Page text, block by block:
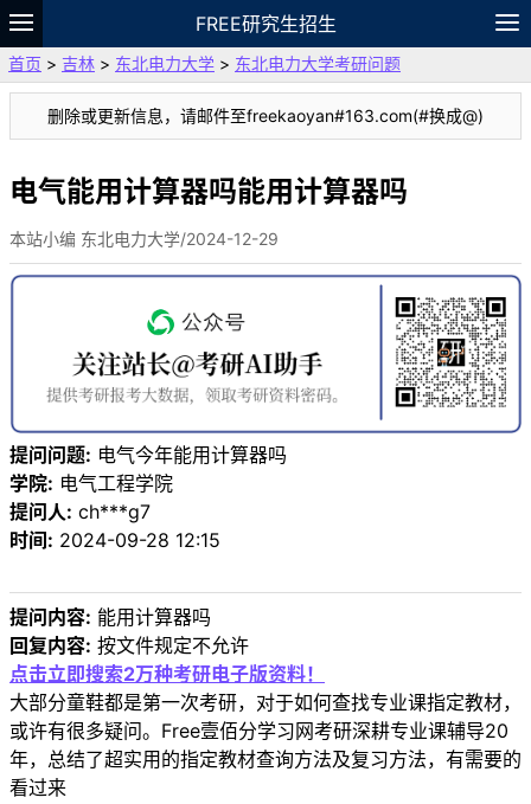
FREE研究生招生
题库
故事 专题 APP 笔记
论坛
VIP
资料
首页 > 吉林 > 东北电力大学 > 东北电力大学考研问题
删除或更新信息，请邮件至freekaoyan#163.com(#换成@)
电气能用计算器吗能用计算器吗
本站小编 东北电力大学/2024-12-29
提问问题: 电气今年能用计算器吗
学院: 电气工程学院
提问人: ch***g7
时间: 2024-09-28 12:15
提问内容: 能用计算器吗
回复内容: 按文件规定不允许
点击立即搜索2万种考研电子版资料！
大部分童鞋都是第一次考研，对于如何查找专业课指定教材，
或许有很多疑问。Free壹佰分学习网考研深耕专业课辅导20
年，总结了超实用的指定教材查询方法及复习方法，有需要的
看过来